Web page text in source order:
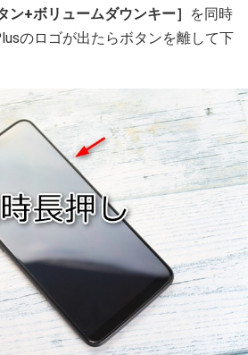
ン+ボリュームダウンキー］ を同時
のロゴが出たらボタンを離して下